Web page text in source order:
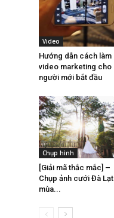
Video
Hướng dẫn cách làm
video marketing cho
người mới bắt đầu
Chụp hình
[Giải mã thắc mắc] –
Chụp ảnh cưới Đà Lạt
mùa...